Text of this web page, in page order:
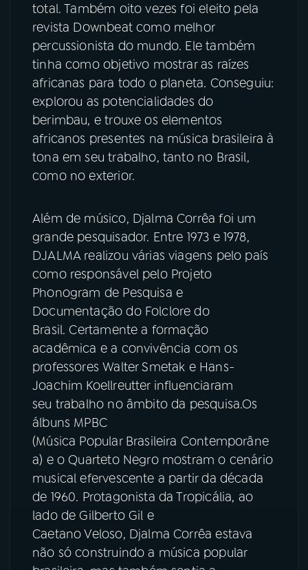
total. Também oito vezes foi eleito pela
revista Downbeat como melhor
percussionista do mundo. Ele também
tinha como objetivo mostrar as raízes
africanas para todo o planeta. Conseguiu:
explorou as potencialidades do
berimbau, e trouxe os elementos
africanos presentes na música brasileira à
tona em seu trabalho, tanto no Brasil,
como no exterior.
Além de músico, Djalma Corrêa foi um
grande pesquisador. Entre 1973 e 1978,
DJALMA realizou várias viagens pelo país
como responsável pelo Projeto
Phonogram de Pesquisa e
Documentação do Folclore do
Brasil. Certamente a formação
acadêmica e a convivência com os
professores Walter Smetak e Hans-
Joachim Koellreutter influenciaram
seu trabalho no âmbito da pesquisa.Os
álbuns MPBC
(Música Popular Brasileira Contemporâne
a) e o Quarteto Negro mostram o cenário
musical efervescente a partir da década
de 1960. Protagonista da Tropicália, ao
lado de Gilberto Gil e
Caetano Veloso, Djalma Corrêa estava
não só construindo a música popular